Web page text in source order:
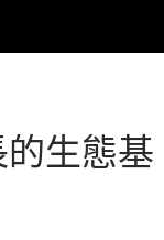
生態基